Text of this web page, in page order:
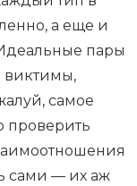
а еще и
пары
виктимы,
самое
проверить
сами — их аж